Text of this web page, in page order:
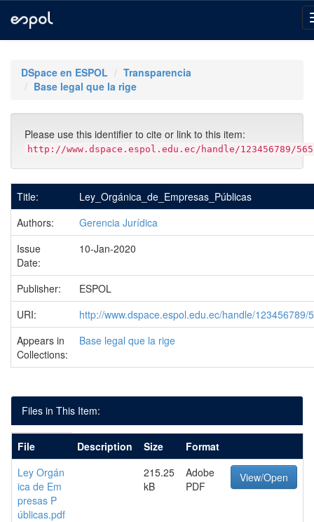
navigationDSpace en ESPOL
Transparencia
Base legal que la rige
Please use this identifier to cite or link to this item:
http://www.dspace.espol.edu.ec/handle/123456789/
Title:
Ley_Orgánica_de_Empresas_Públicas
Authors:
Gerencia Jurídica
Issue
Date:
10-Jan-2020
Publisher:
ESPOL
URI:
http://www.dspace.espol.edu.ec/handle/123456789/
Appears in
Collections:
Base legal que la rige
Files in This Item:
File Description Size
Format
Ley Orgán
ica de Em
presas P
úblicas.pdf
215.25
kB
Adobe
PDF
View/Open